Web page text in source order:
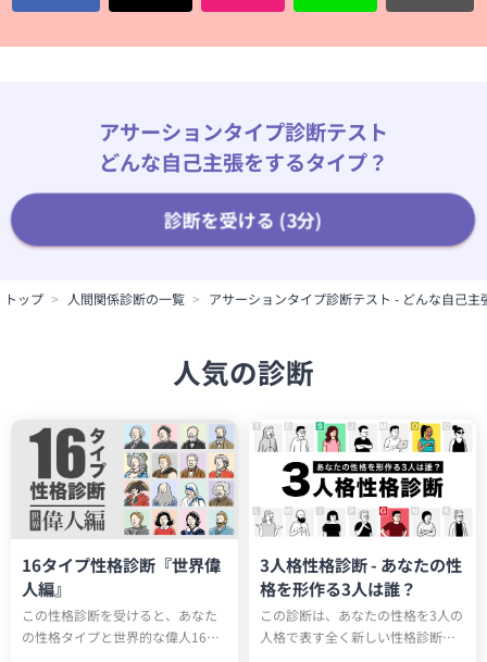
アサーションタイプ診断テスト
どんな自己主張をするタイプ？
診断を受ける (3分)
トップ 人間関係診断の一覧 アサーションタイプ診断テスト - どんな自己主
人気の診断
16タイプ性格診断『世界偉
人編』
この性格診断を受けると、あなた
の性格タイプと世界的な偉人16人
3人格性格診断 - あなたの性
格を形作る3人は誰？
この診断は、あなたの性格を3人の
人格で表す全く新しい性格診断テ